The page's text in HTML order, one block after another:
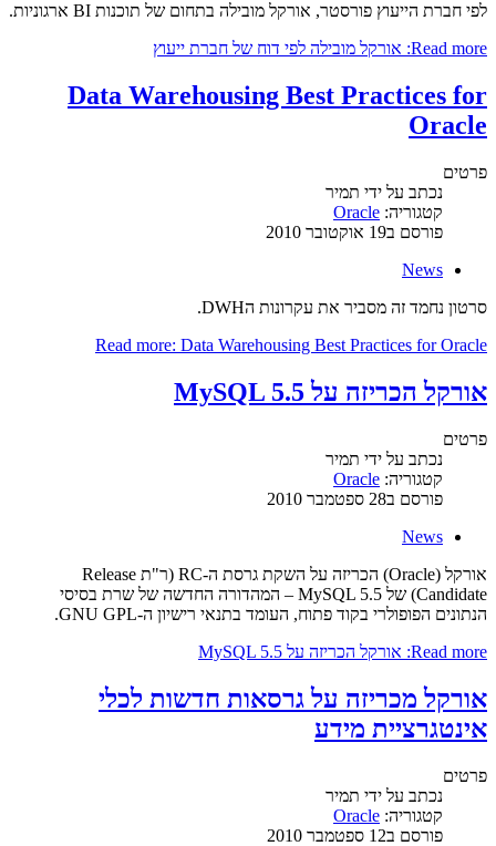
לפי חברת הייעוץ פורסטר, אורקל מובילה בתחום של תוכנות BI ארגוניות.
Read more: אורקל מובילה לפי דוח של חברת ייעוץ
Data Warehousing Best Practices for
Oracle
פרטים
נכתב על ידי תמיר
קטגוריה: Oracle
פורסם ב19 אוקטובר 2010
News
סרטון נחמד זה מסביר את עקרונות הDWH.
Read more: Data Warehousing Best Practices for Oracle
אורקל הכריזה על MySQL 5.5
פרטים
נכתב על ידי תמיר
קטגוריה: Oracle
פורסם ב28 ספטמבר 2010
News
אורקל (Oracle) הכריזה על השקת גרסת ה-RC (ר"ת Release
Candidate) של MySQL 5.5 – המהדורה החדשה של שרת בסיסי
הנתונים הפופולרי בקוד פתוח, העומד בתנאי רישיון ה-GNU GPL.
Read more: אורקל הכריזה על MySQL 5.5
אורקל מכריזה על גרסאות חדשות לכלי
אינטגרציית מידע
פרטים
נכתב על ידי תמיר
קטגוריה: Oracle
פורסם ב12 ספטמבר 2010